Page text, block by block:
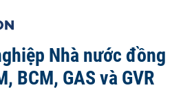
Nhà nước đồng
BCM, GAS và GVR